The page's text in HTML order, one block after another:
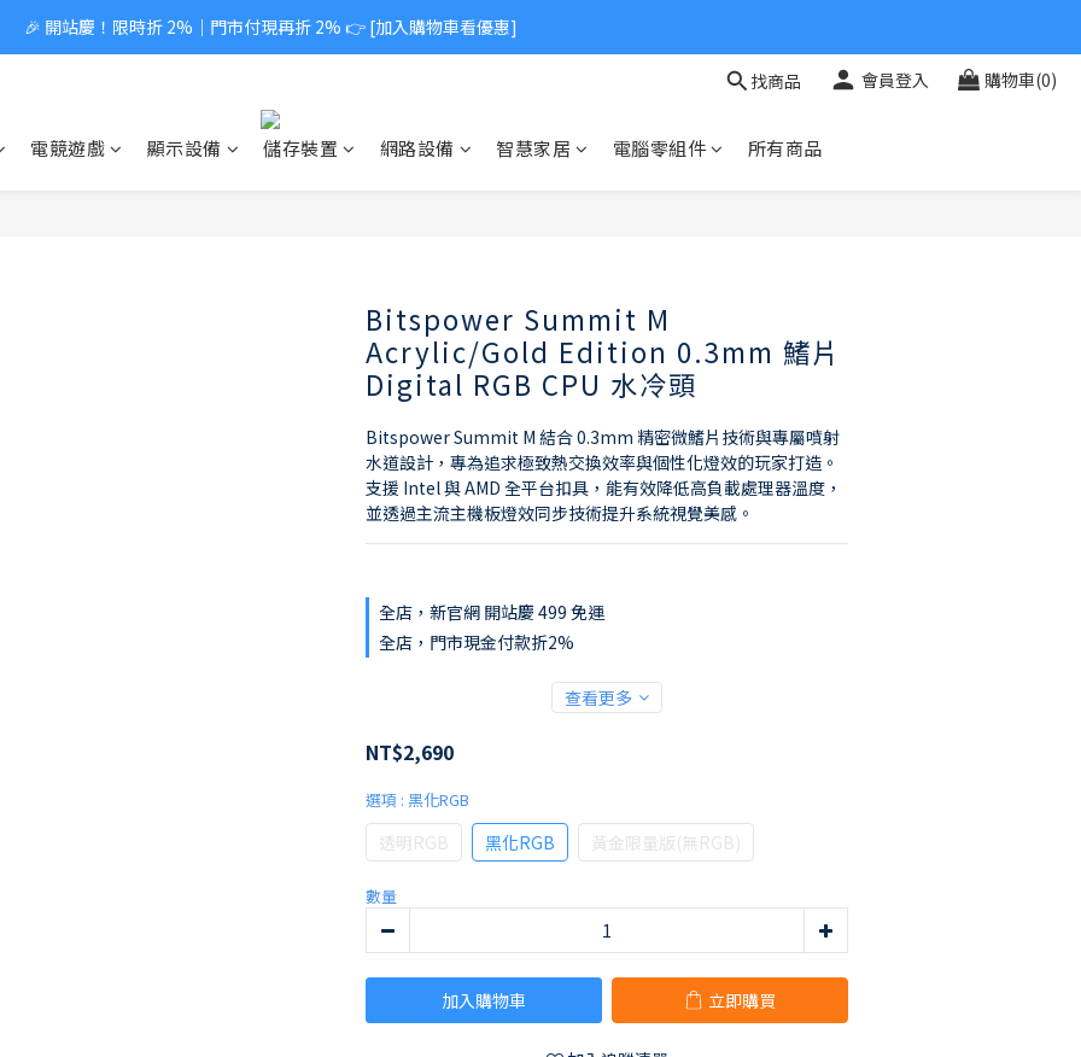
🎉 開站慶！限時折 2%｜門市付現再折 2% 👉 [加入購物車看優惠]
找商品 會員登入 購物車(0)
電競遊戲 顯示設備 儲存裝置 網路設備 智慧家居 電腦零組件 所有商品
Bitspower Summit M
Acrylic/Gold Edition 0.3mm 鰭片
Digital RGB CPU 水冷頭
Bitspower Summit M 結合 0.3mm 精密微鰭片技術與專屬噴射
水道設計，專為追求極致熱交換效率與個性化燈效的玩家打造。
支援 Intel 與 AMD 全平台扣具，能有效降低高負載處理器溫度，
並透過主流主機板燈效同步技術提升系統視覺美感。
全店，新官網 開站慶 499 免運
全店，門市現金付款折2%
查看更多
NT$2,690
選項 : 黑化RGB
透明RGB 黑化RGB 黃金限量版(無RGB)
數量
加入購物車 立即購買